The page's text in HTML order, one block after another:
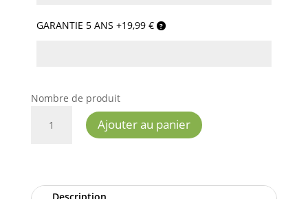
GARANTIE 5 ANS +19,99 €
Nombre de produit
LT60
Ajouter au panier